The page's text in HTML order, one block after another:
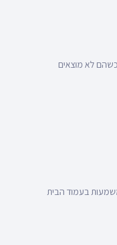
לא מוצאים
בעמוד הבית